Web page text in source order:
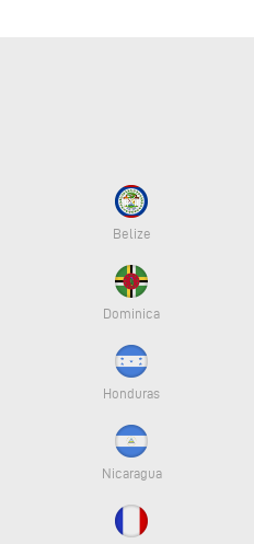
Belize
Dominica
Honduras
Nicaragua